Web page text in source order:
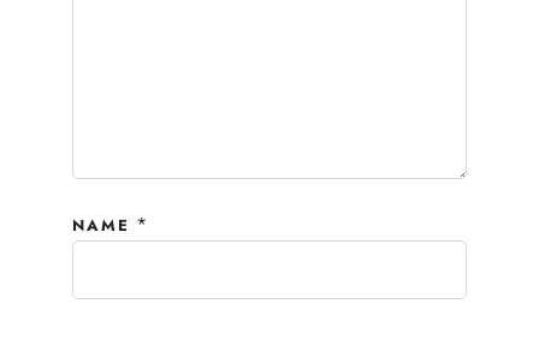
NAME *